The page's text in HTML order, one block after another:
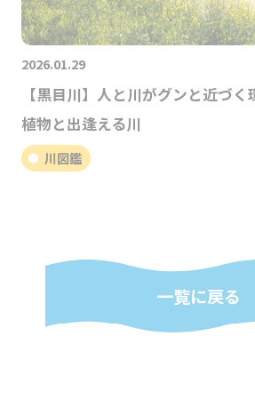
2026.01.29
【黒目川】人と川がグンと近づ
植物と出逢える川
川図鑑
一覧に戻る